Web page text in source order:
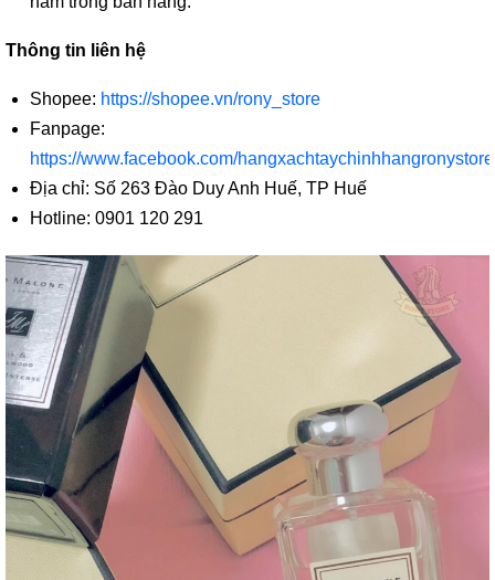
Thông tin liên hệ
Shopee: https://shopee.vn/rony_store
Fanpage:
https://www.facebook.com/
Địa chỉ: Số 263 Đào Duy Anh Huế, TP Huế
Hotline: 0901 120 291